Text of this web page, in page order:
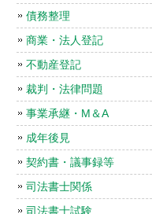
債務整理
商業・法人登記
不動産登記
裁判・法律問題
事業承継・M＆A
成年後見
契約書・議事録等
司法書士関係
司法書士試験